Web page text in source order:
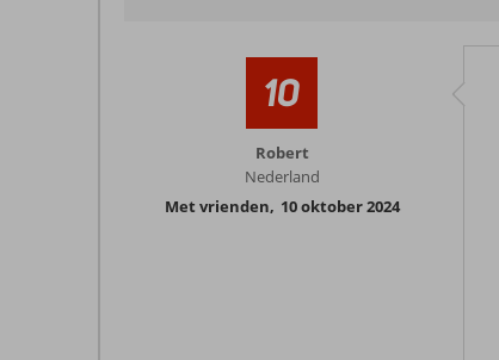
10
Robert
Nederland
Met vrienden, 10 oktober 2024